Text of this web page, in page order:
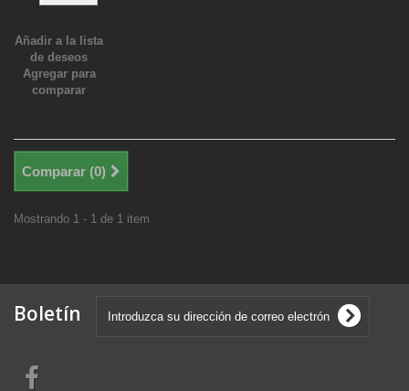
Añadir a la lista
de deseos
Agregar para
comparar
Comparar (0)
Mostrando 1 - 1 de 1 item
Boletín